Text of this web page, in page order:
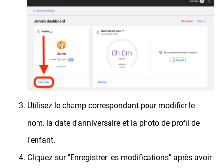
Utilisez le champ correspondant pour modifier le
nom, la date d'anniversaire et la photo de profil de
l'enfant.
Cliquez sur "Enregistrer les modifications" après avoir